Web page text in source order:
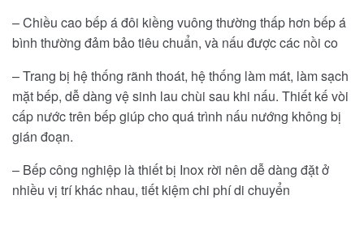
– Chiều cao bếp á đôi kiềng vuông thường thấp hơn bếp á
bình thường đảm bảo tiêu chuẩn, và nấu được các nồi co
– Trang bị hệ thống rãnh thoát, hệ thống làm mát, làm sạch
mặt bếp, dễ dàng vệ sinh lau chùi sau khi nấu. Thiết kế vòi
cấp nước trên bếp giúp cho quá trình nấu nướng không bị
gián đoạn.
– Bếp công nghiệp là thiết bị Inox rời nên dễ dàng đặt ở
nhiều vị trí khác nhau, tiết kiệm chi phí di chuyển